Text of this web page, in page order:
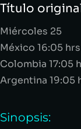
Título
Miércoles 25
México 16:05 hrs
Colombia 17:05
Argentina 19:05
Sinopsis: